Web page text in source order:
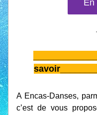
En
A Encas-Danses,
c’est de vous